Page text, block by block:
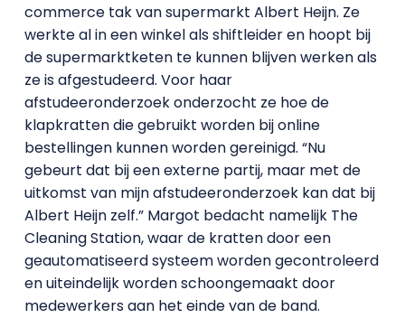
commerce tak van supermarkt Albert Heijn. Ze
werkte al in een winkel als shiftleider en hoopt bij
de supermarktketen te kunnen blijven werken als
ze is afgestudeerd. Voor haar
afstudeeronderzoek onderzocht ze hoe de
klapkratten die gebruikt worden bij online
bestellingen kunnen worden gereinigd. “Nu
gebeurt dat bij een externe partij, maar met de
uitkomst van mijn afstudeeronderzoek kan dat bij
Albert Heijn zelf.” Margot bedacht namelijk The
Cleaning Station, waar de kratten door een
geautomatiseerd systeem worden gecontroleerd
en uiteindelijk worden schoongemaakt door
medewerkers aan het einde van de band.